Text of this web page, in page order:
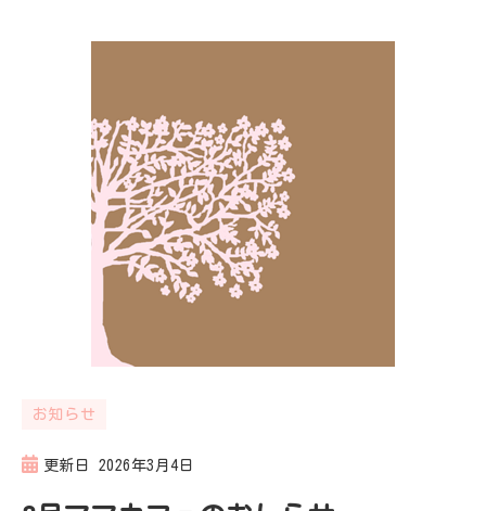
更新日 2026年3月4日
お知らせ